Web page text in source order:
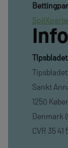
Tipsbladet
Sankt
1250
Denmark
CVR 35 41